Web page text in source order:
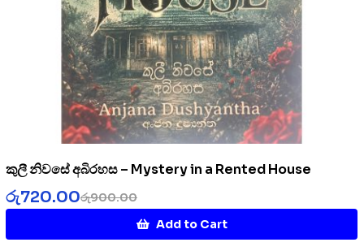
කුලී නිවසේ අබිරහස – Mystery in a Rented House
රු900.00
රු720.00
Add to Cart